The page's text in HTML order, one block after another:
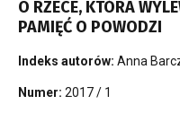
O RZECE, KTÓRA
PAMIĘĆ O POWODZI
Indeks autorów: Anna
Numer: 2017 / 1